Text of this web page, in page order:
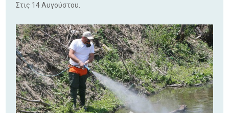
Στις 14 Αυγούστου.